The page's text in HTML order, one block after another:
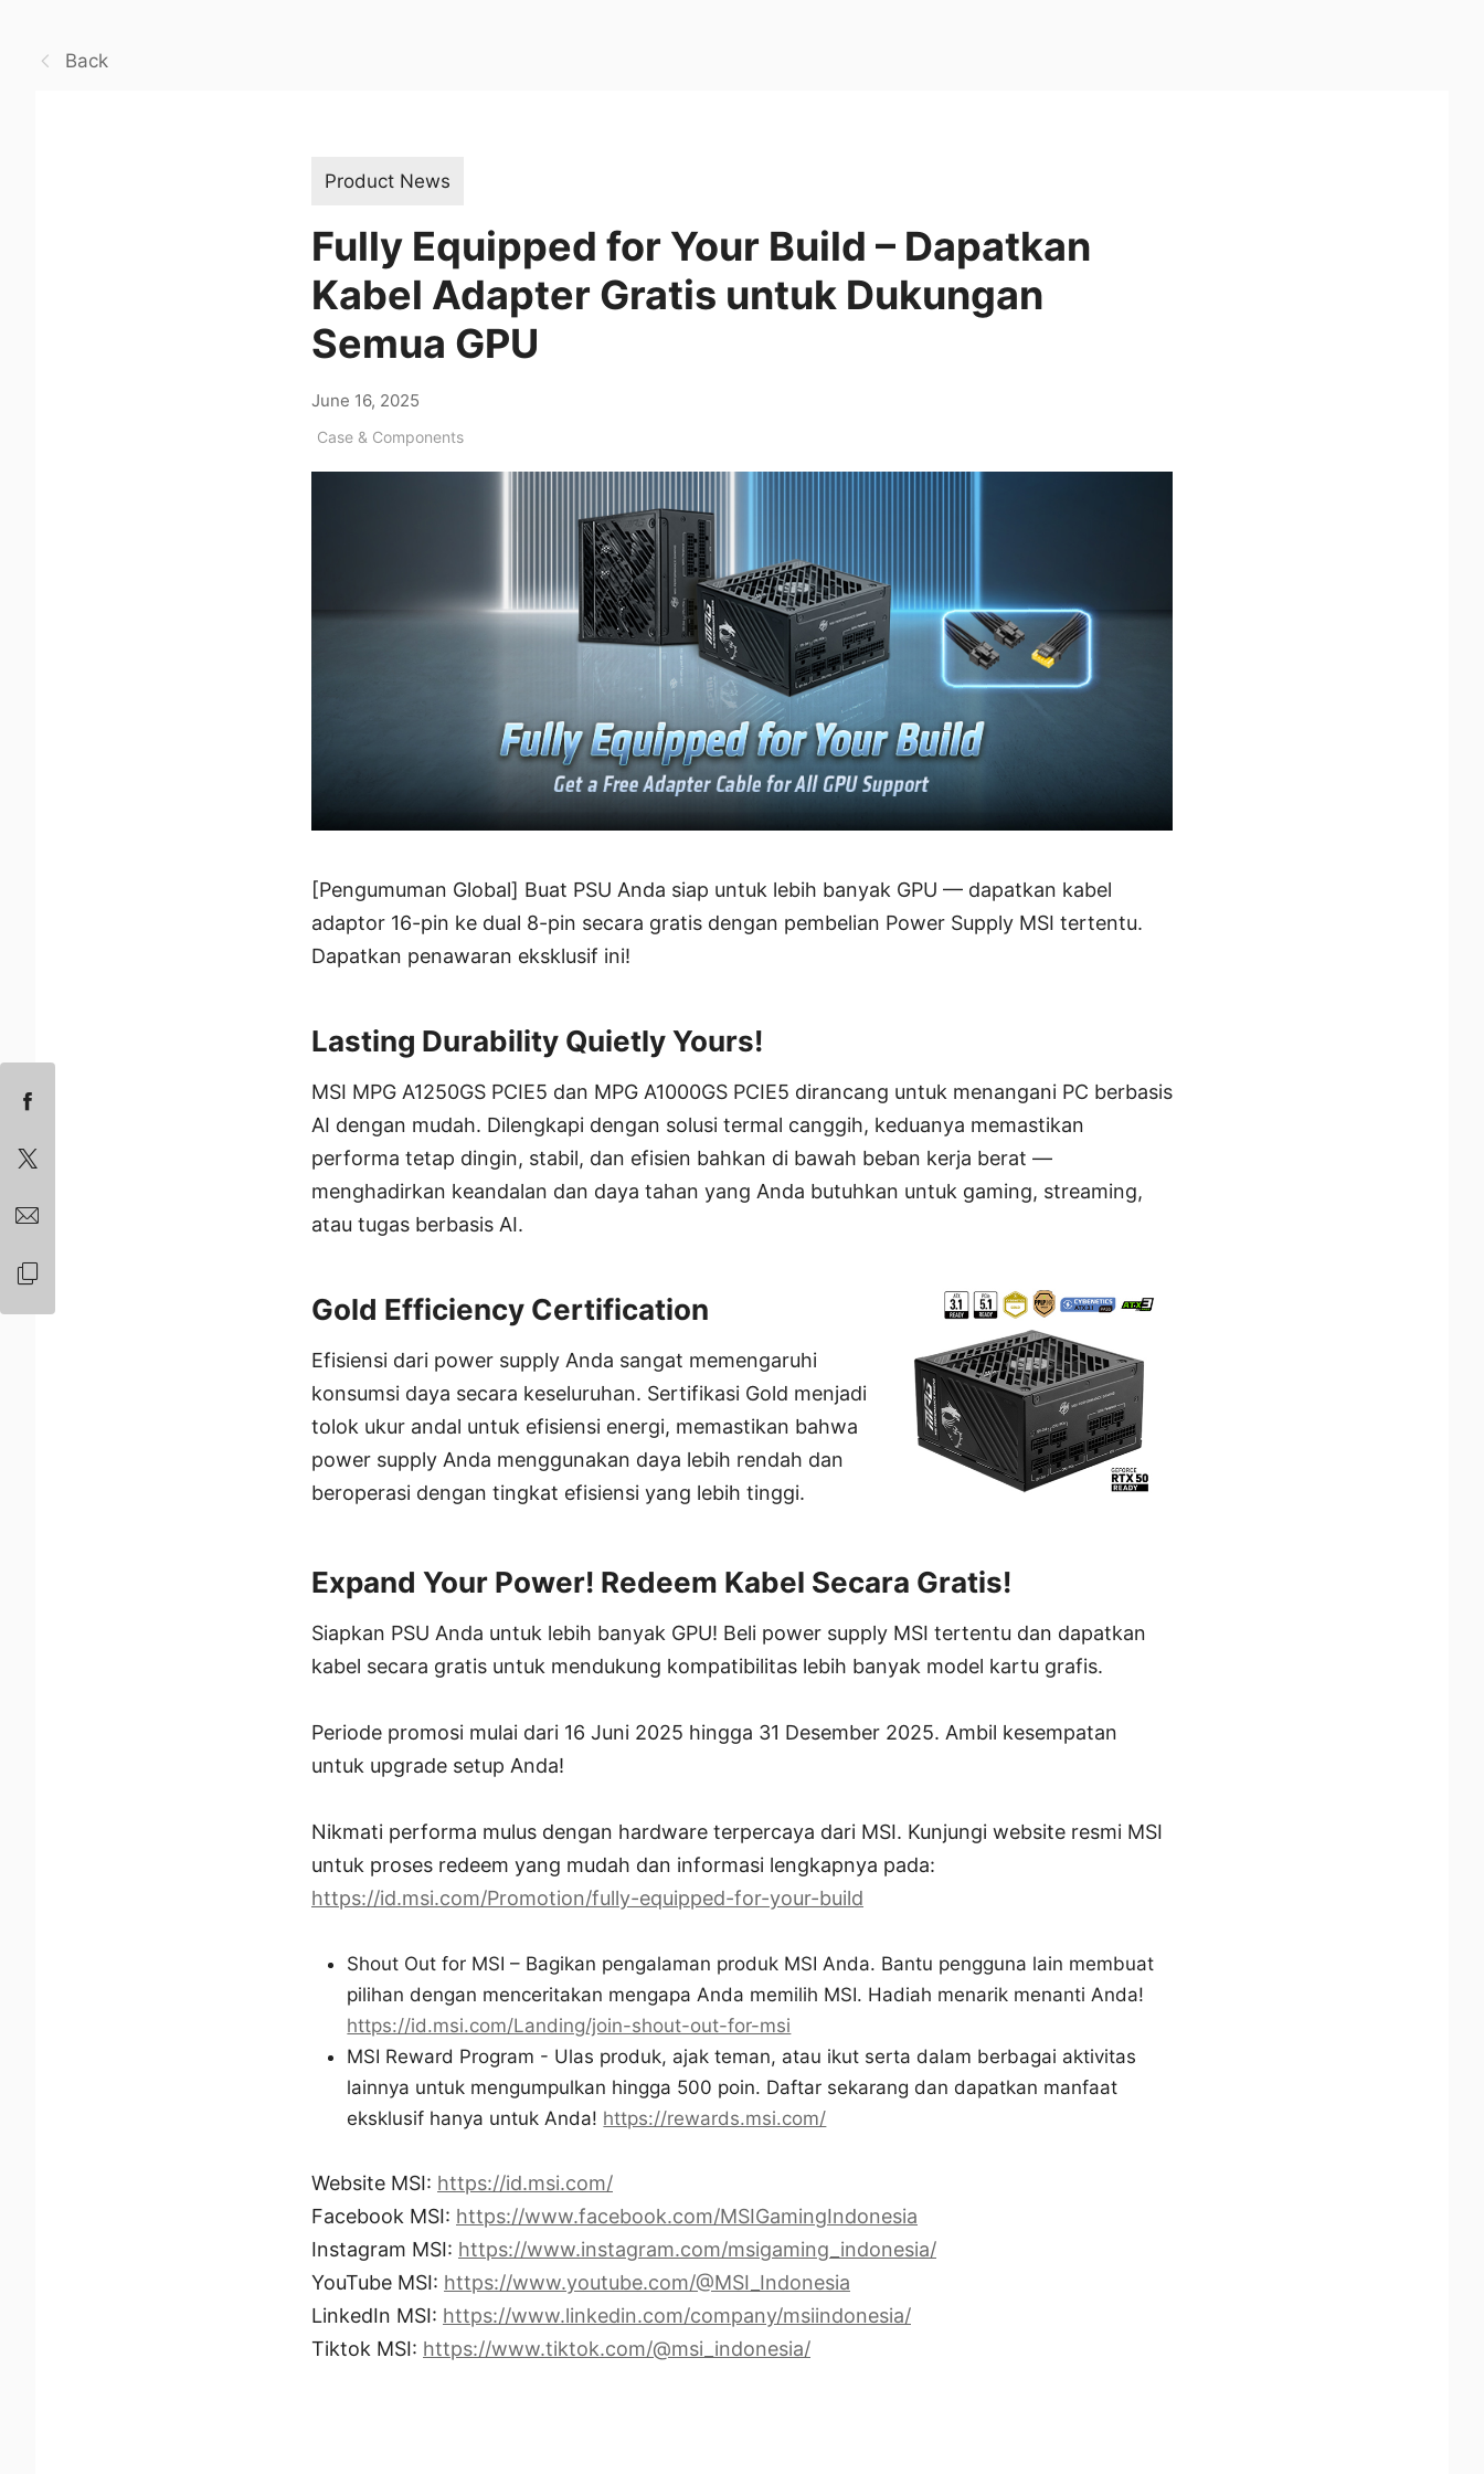
Back
Product News
Fully Equipped for Your Build – Dapatkan
Kabel Adapter Gratis untuk Dukungan
Semua GPU
June 16, 2025
Case & Components
[Pengumuman Global] Buat PSU Anda siap untuk lebih banyak GPU — dapatkan kabel
adaptor 16-pin ke dual 8-pin secara gratis dengan pembelian Power Supply MSI tertentu.
Dapatkan penawaran eksklusif ini!
Lasting Durability Quietly Yours!
MSI MPG A1250GS PCIE5 dan MPG A1000GS PCIE5 dirancang untuk menangani PC berbasis
AI dengan mudah. Dilengkapi dengan solusi termal canggih, keduanya memastikan
performa tetap dingin, stabil, dan efisien bahkan di bawah beban kerja berat —
menghadirkan keandalan dan daya tahan yang Anda butuhkan untuk gaming, streaming,
atau tugas berbasis AI.
Gold Efficiency Certification
Efisiensi dari power supply Anda sangat memengaruhi
konsumsi daya secara keseluruhan. Sertifikasi Gold menjadi
tolok ukur andal untuk efisiensi energi, memastikan bahwa
power supply Anda menggunakan daya lebih rendah dan
beroperasi dengan tingkat efisiensi yang lebih tinggi.
Expand Your Power! Redeem Kabel Secara Gratis!
Siapkan PSU Anda untuk lebih banyak GPU! Beli power supply MSI tertentu dan dapatkan
kabel secara gratis untuk mendukung kompatibilitas lebih banyak model kartu grafis.
Periode promosi mulai dari 16 Juni 2025 hingga 31 Desember 2025. Ambil kesempatan
untuk upgrade setup Anda!
Nikmati performa mulus dengan hardware terpercaya dari MSI. Kunjungi website resmi MSI
untuk proses redeem yang mudah dan informasi lengkapnya pada:
https://id.msi.com/Promotion/fully-equipped-for-your-build
Shout Out for MSI – Bagikan pengalaman produk MSI Anda. Bantu pengguna lain membuat
pilihan dengan menceritakan mengapa Anda memilih MSI. Hadiah menarik menanti Anda!
https://id.msi.com/Landing/join-shout-out-for-msi
MSI Reward Program - Ulas produk, ajak teman, atau ikut serta dalam berbagai aktivitas
lainnya untuk mengumpulkan hingga 500 poin. Daftar sekarang dan dapatkan manfaat
eksklusif hanya untuk Anda! https://rewards.msi.com/
Website MSI: https://id.msi.com/
Facebook MSI: https://www.facebook.com/MSIGamingIndonesia
Instagram MSI: https://www.instagram.com/msigaming_indonesia/
YouTube MSI: https://www.youtube.com/@MSI_Indonesia
LinkedIn MSI: https://www.linkedin.com/company/msiindonesia/
Tiktok MSI: https://www.tiktok.com/@msi_indonesia/